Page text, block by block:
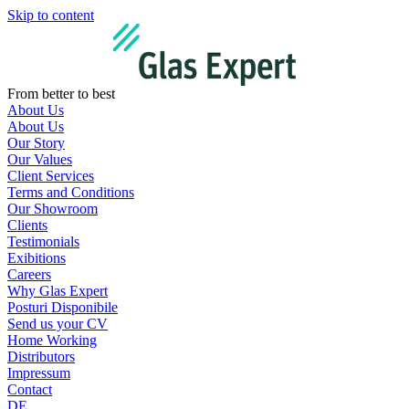
Skip to content
From better to best
About Us
About Us
Our Story
Our Values
Client Services
Terms and Conditions
Our Showroom
Clients
Testimonials
Exibitions
Careers
Why Glas Expert
Posturi Disponibile
Send us your CV
Home Working
Distributors
Impressum
Contact
DE